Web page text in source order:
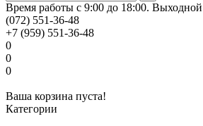
Время работы с 9:00 до 18:00.
(072) 551-36-48
+7 (959) 551-36-48
0
0
0
Ваша корзина пуста!
Категории